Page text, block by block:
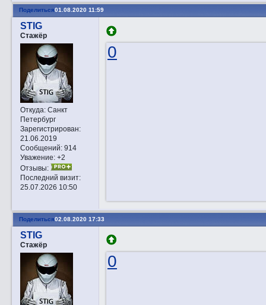
Поделиться01.08.2020 11:59
STIG
Стажёр
Откуда:Санкт
Петербург
Зарегистрирован:
21.06.2019
Сообщений:914
Уважение: +2
Отзывы:
Последний визит:
25.07.2026 10:50
0
Поделиться02.08.2020 17:33
STIG
Стажёр
0